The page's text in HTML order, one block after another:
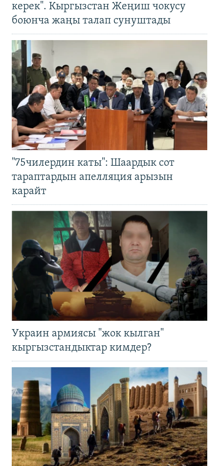
керек". Кыргызстан Жеңиш чокусу
боюнча жаңы талап сунуштады
"75чилердин каты": Шаардык сот
тараптардын апелляция арызын
карайт
Украин армиясы "жок кылган"
кыргызстандыктар кимдер?